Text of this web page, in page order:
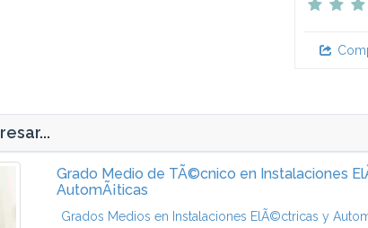
Grado Medio de TÃ©cnico en Instalaciones
AutomÃ¡ticas
Grados Medios en Instalaciones ElÃ©ctricas y